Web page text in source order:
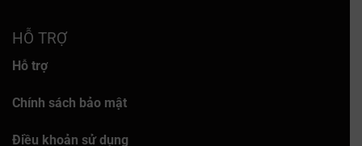
HỖ TRỢ
Hỗ trợ
Chính sách bảo mật
Điều khoản sử dụng